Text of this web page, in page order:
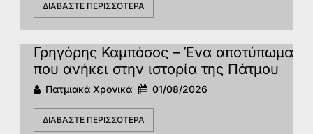
ΔΙΑΒΆΣΤΕ ΠΕΡΙΣΣΌΤΕΡΑ
Γρηγόρης Καμπόσος – Ένα αποτύπωμα
που ανήκει στην ιστορία της Πάτμoυ
Πατμιακά Χρονικά 01/08/2026
ΔΙΑΒΆΣΤΕ ΠΕΡΙΣΣΌΤΕΡΑ